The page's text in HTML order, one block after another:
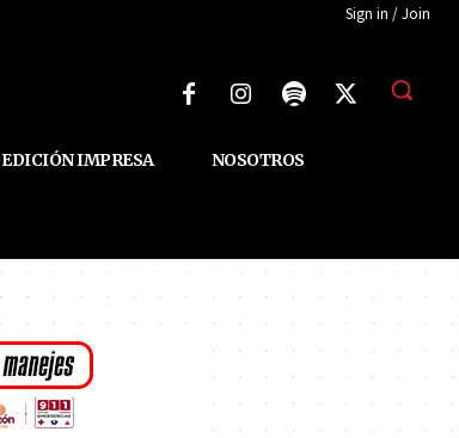
Sign in / Join
EDICIÓN IMPRESA NOSOTROS